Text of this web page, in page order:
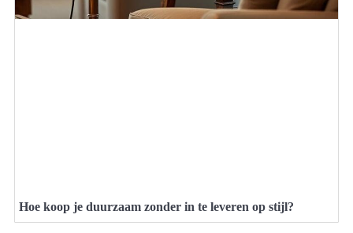
Hoe koop je duurzaam zonder in te leveren op stijl?